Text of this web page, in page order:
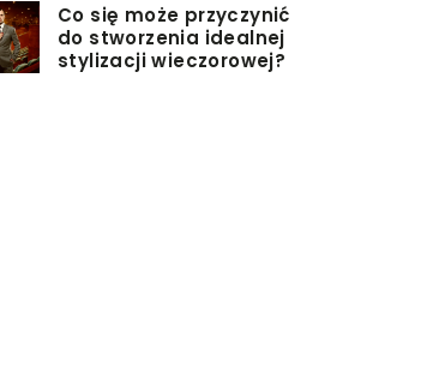
Co się może przyczynić
do stworzenia idealnej
stylizacji wieczorowej?